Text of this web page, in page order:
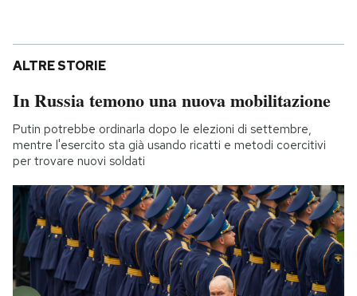
ALTRE STORIE
In Russia temono una nuova mobilitazione
Putin potrebbe ordinarla dopo le elezioni di settembre,
mentre l'esercito sta già usando ricatti e metodi coercitivi
per trovare nuovi soldati